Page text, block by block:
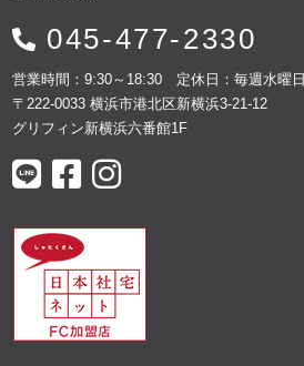
045-477-2330
営業時間：9:30～18:30 定休日：毎週水曜日
〒222-0033 横浜市港北区新横浜3-21-12
グリフィン新横浜六番館1F